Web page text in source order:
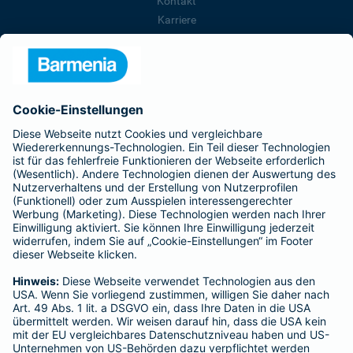
Karriere
Barmenia ist Teil der BarmeniaGothaer
BELIEBTE SEITEN
Kranken-Zusatzversicherung
Tierversicherungen
Haftpflichtversicherung
Hausratversicherung
Adresse ändern
Schaden melden
Kilometerstandsmeldung
Serviceübersicht